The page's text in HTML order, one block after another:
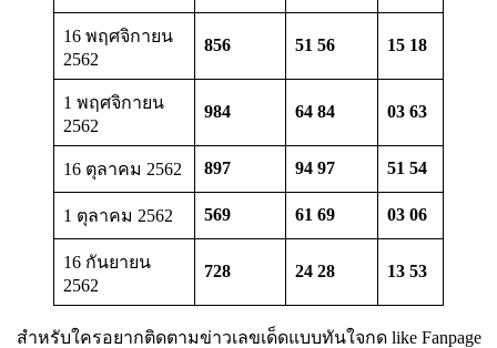
16 พฤศจิกายน
2562
856 51 56 15 18
1 พฤศจิกายน
2562
984 64 84 03 63
16 ตุลาคม 2562 897 94 97 51 54
1 ตุลาคม 2562 569 61 69 03 06
16 กันยายน
2562
728 24 28 13 53
สำหรับใครอยากติดตามข่าวเลขเด็ดแบบทันใจกด like Fanpage